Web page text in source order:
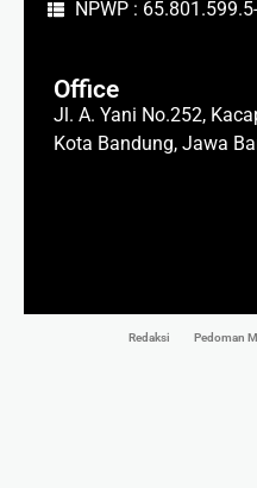
NPWP :
Office
Jl. A. Yani No.252,
Kota Bandung, Jawa
Redaksi Pedoman